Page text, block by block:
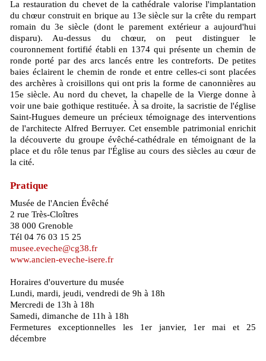
La restauration du chevet de la cathédrale valorise l'implantation
du chœur construit en brique au 13e siècle sur la crête du rempart
romain du 3e siècle (dont le parement extérieur a aujourd'hui
disparu). Au-dessus du chœur, on peut distinguer le
couronnement fortifié établi en 1374 qui présente un chemin de
ronde porté par des arcs lancés entre les contreforts. De petites
baies éclairent le chemin de ronde et entre celles-ci sont placées
des archères à croisillons qui ont pris la forme de canonnières au
15e siècle. Au nord du chevet, la chapelle de la Vierge donne à
voir une baie gothique restituée. À sa droite, la sacristie de l'église
Saint-Hugues demeure un précieux témoignage des interventions
de l'architecte Alfred Berruyer. Cet ensemble patrimonial enrichit
la découverte du groupe évêché-cathédrale en témoignant de la
place et du rôle tenus par l'Église au cours des siècles au cœur de
la cité.
Pratique
Musée de l'Ancien Évêché
2 rue Très-Cloîtres
38 000 Grenoble
Tél 04 76 03 15 25
musee.eveche@cg38.fr
www.ancien-eveche-isere.fr
Horaires d'ouverture du musée
Lundi, mardi, jeudi, vendredi de 9h à 18h
Mercredi de 13h à 18h
Samedi, dimanche de 11h à 18h
Fermetures exceptionnelles les 1er janvier, 1er mai et 25
décembre